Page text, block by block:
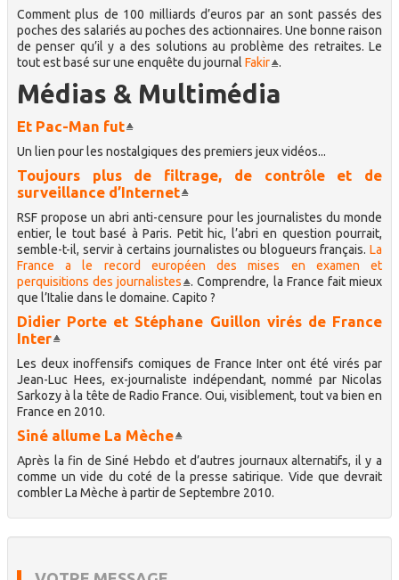
Comment plus de 100 milliards d’euros par an sont passés des
poches des salariés au poches des actionnaires. Une bonne raison
de penser qu’il y a des solutions au problème des retraites. Le
tout est basé sur une enquête du journal Fakir .
Médias & Multimédia
Et Pac-Man fut
Un lien pour les nostalgiques des premiers jeux vidéos...
Toujours plus de filtrage, de contrôle et de
surveillance d’Internet
RSF propose un abri anti-censure pour les journalistes du monde
entier, le tout basé à Paris. Petit hic, l’abri en question pourrait,
semble-t-il, servir à certains journalistes ou blogueurs français. La
France a le record européen des mises en examen et
perquisitions des journalistes
. Comprendre, la France fait mieux
que l’Italie dans le domaine. Capito ?
Didier Porte et Stéphane Guillon virés de France
Inter
Les deux inoffensifs comiques de France Inter ont été virés par
Jean-Luc Hees, ex-journaliste indépendant, nommé par Nicolas
Sarkozy à la tête de Radio France. Oui, visiblement, tout va bien en
France en 2010.
Siné allume La Mèche
Après la fin de Siné Hebdo et d’autres journaux alternatifs, il y a
comme un vide du coté de la presse satirique. Vide que devrait
combler La Mèche à partir de Septembre 2010.